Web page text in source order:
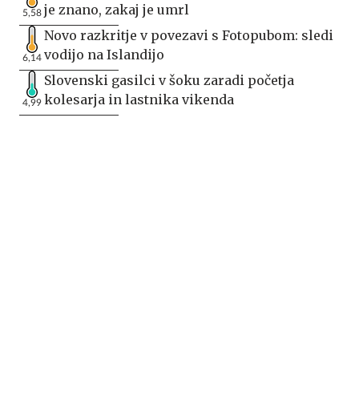
5,58 je znano, zakaj je umrl
6,14
Novo razkritje v povezavi s Fotopubom: sledi
vodijo na Islandijo
4,99
Slovenski gasilci v šoku zaradi početja
kolesarja in lastnika vikenda